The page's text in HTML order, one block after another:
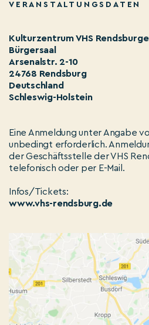
VERANSTALTUNGSDATEN
Kulturzentrum VHS
Bürgersaal
Arsenalstr. 2-10
24768 Rendsburg
Deutschland
Schleswig-Holstein
Eine Anmeldung unter Angabe
unbedingt erforderlich.
der Geschäftsstelle der VHS
telefonisch oder per E-Mail.
Infos/Tickets:
www.vhs-rendsburg.de